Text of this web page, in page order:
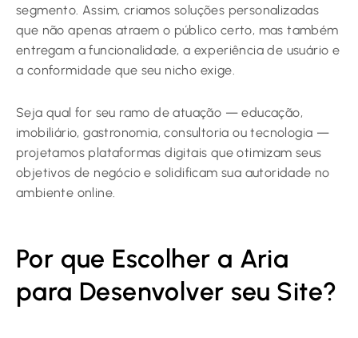
segmento. Assim, criamos soluções personalizadas
que não apenas atraem o público certo, mas também
entregam a funcionalidade, a experiência de usuário e
a conformidade que seu nicho exige.
Seja qual for seu ramo de atuação — educação,
imobiliário, gastronomia, consultoria ou tecnologia —
projetamos plataformas digitais que otimizam seus
objetivos de negócio e solidificam sua autoridade no
ambiente online.
Por que Escolher a Aria
para Desenvolver seu Site?